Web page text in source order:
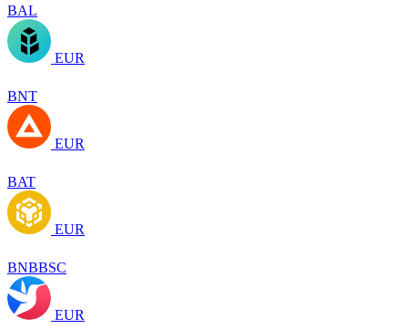
BAL
EUR
BNT
EUR
BAT
EUR
BNBBSC
EUR